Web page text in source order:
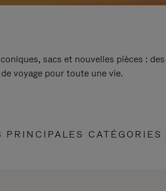
sacs et nouvelles pièces : des
voyage pour toute une vie.
PRINCIPALES CATÉGORIES